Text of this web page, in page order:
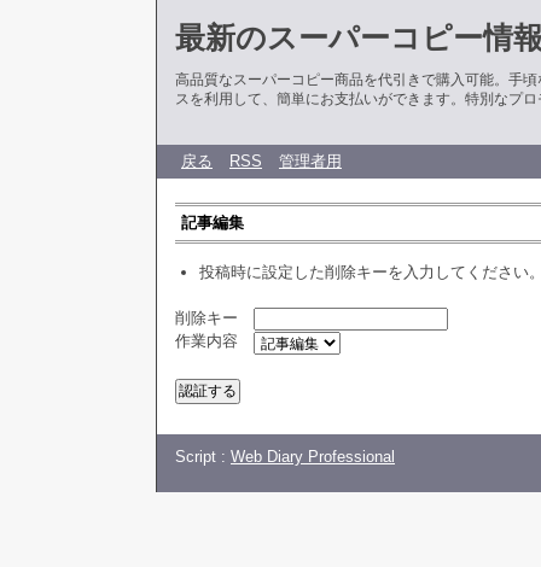
最新のスーパーコピー情
高品質なスーパーコピー商品を代引きで購入可能。手
スを利用して、簡単にお支払いができます。特別なプ
戻る RSS 管理者用
記事編集
投稿時に設定した削除キーを入力してください
削除キー
作業内容
Script : Web Diary Professional